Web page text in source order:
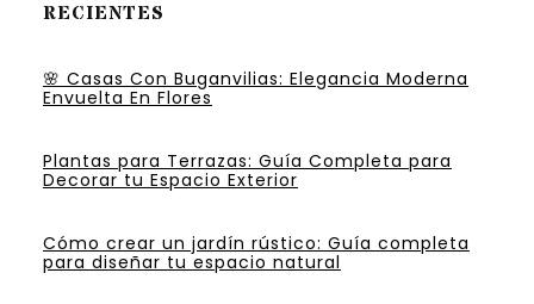
RECIENTES
🌸 Casas Con Buganvilias: Elegancia Moderna
Envuelta En Flores
Plantas para Terrazas: Guía Completa para
Decorar tu Espacio Exterior
Cómo crear un jardín rústico: Guía completa
para diseñar tu espacio natural